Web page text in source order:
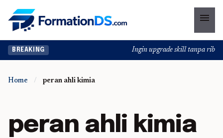
menu
BREAKING Ingin upgrade skill tanpa ribet?
Home / peran ahli kimia
peran ahli kimia